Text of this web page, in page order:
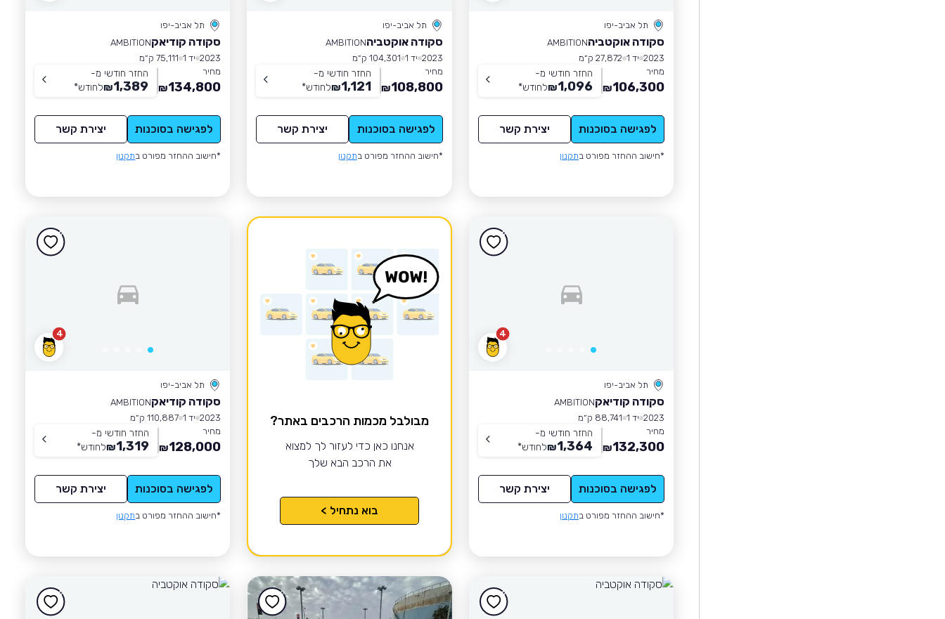
תל אביב-יפו
סקודה אוקטביהAMBITION
2023 יד 1
27,872 ק״מ
מחיר
106,300
₪
החזר חודשי מ-
1,096
₪לחודש*
לפגישה בסוכנות יצירת קשר
*חישוב ההחזר מפורט בתקנון
תל אביב-יפו
סקודה אוקטביהAMBITION
2023 יד 1
104,301 ק״מ
מחיר
108,800
₪
החזר חודשי מ-
1,121
₪לחודש*
לפגישה בסוכנות יצירת קשר
*חישוב ההחזר מפורט בתקנון
תל אביב-יפו
סקודה קודיאקAMBITION
2023 יד 1
75,111 ק״מ
מחיר
134,800
₪
החזר חודשי מ-
1,389
₪לחודש*
לפגישה בסוכנות יצירת קשר
*חישוב ההחזר מפורט בתקנון
4
תל אביב-יפו
סקודה קודיאקAMBITION
2023 יד 1
88,741 ק״מ
מחיר
132,300
₪
החזר חודשי מ-
1,364
₪לחודש*
לפגישה בסוכנות יצירת קשר
*חישוב ההחזר מפורט בתקנון
מבולבל מכמות הרכבים באתר?
אנחנו כאן כדי לעזור לך למצוא
את הרכב הבא שלך
בוא נתחיל >
4
תל אביב-יפו
סקודה קודיאקAMBITION
2023 יד 1
110,887 ק״מ
מחיר
128,000
₪
החזר חודשי מ-
1,319
₪לחודש*
לפגישה בסוכנות יצירת קשר
*חישוב ההחזר מפורט בתקנון